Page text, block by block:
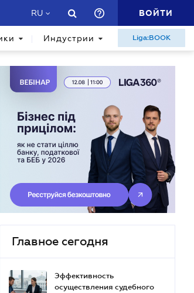
RU ВОЙТИ
Индустрии Liga:BOOK
Главное сегодня
Эффективность
осуществления судебного